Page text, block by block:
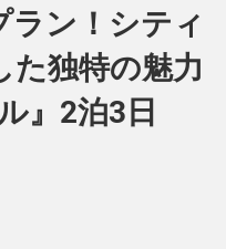
ラン！シティ
た独特の魅力
』2泊3日